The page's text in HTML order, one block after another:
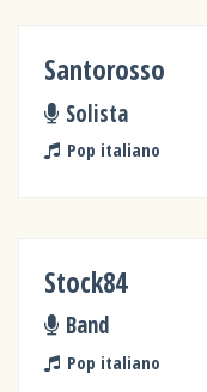
Santorosso
Solista
Pop italiano
Stock84
Band
Pop italiano